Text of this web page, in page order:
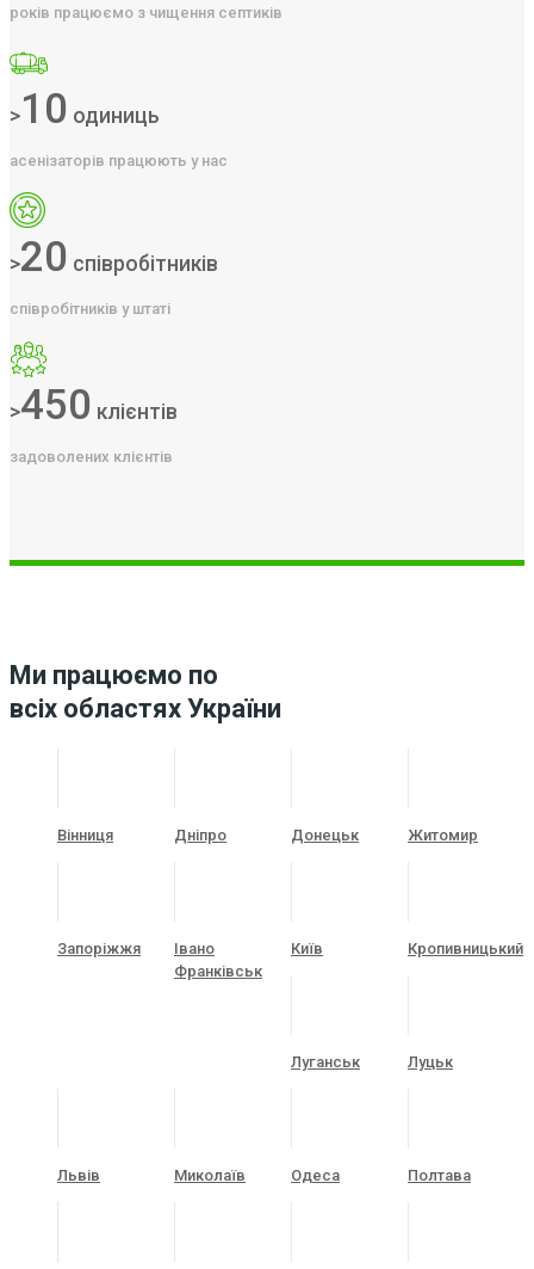
років працюємо з чищення септиків
>10 одиниць
асенізаторів працюють у нас
>20 співробітників
співробітників у штаті
>450 клієнтів
задоволених клієнтів
Ми працюємо по
всіх областях України
Вінниця Дніпро Донецьк Житомир
Запоріжжя
Івано
Франківськ
Київ Кропивницький
Луганськ Луцьк
Львів Миколаїв Одеса Полтава